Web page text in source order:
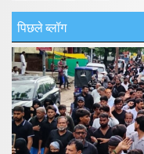
पिछले ब्लॉग